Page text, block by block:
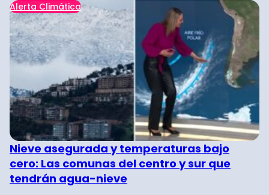
Alerta Climática
Nieve asegurada y temperaturas bajo
cero: Las comunas del centro y sur que
tendrán agua-nieve